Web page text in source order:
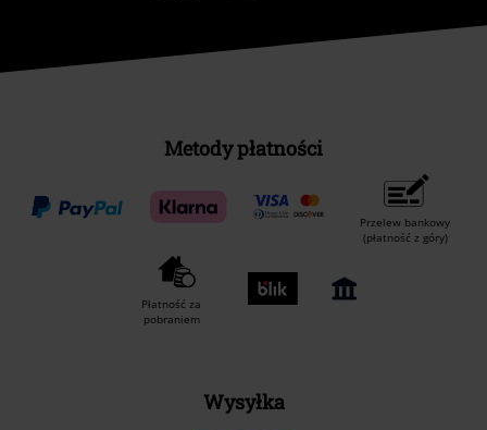
Metody płatności
Przelew bankowy
(płatność z góry)
Płatność za
pobraniem
Wysyłka